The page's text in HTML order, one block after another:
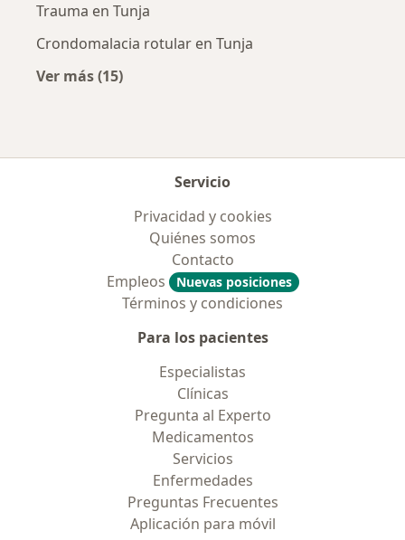
Trauma en Tunja
Crondomalacia rotular en Tunja
Ver más (15)
Servicio
Privacidad y cookies
Quiénes somos
Contacto
Empleos
Nuevas posiciones
Términos y condiciones
Para los pacientes
Especialistas
Clínicas
Pregunta al Experto
Medicamentos
Servicios
Enfermedades
Preguntas Frecuentes
Aplicación para móvil